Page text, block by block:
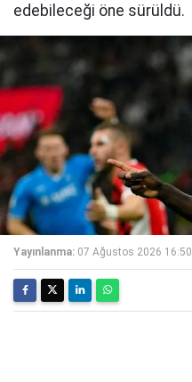
edebileceği öne sürüldü.
Yayınlanma: 07 Ağustos 2026 16:50